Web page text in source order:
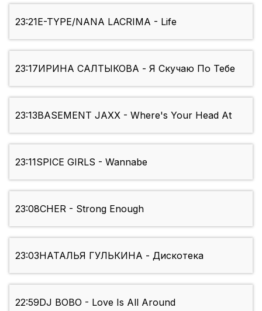
23:21E-TYPE/NANA LACRIMA - Life
23:17ИРИНА САЛТЫКОВА - Я Скучаю По Тебе
23:13BASEMENT JAXX - Where's Your Head At
23:11SPICE GIRLS - Wannabe
23:08CHER - Strong Enough
23:03НАТАЛЬЯ ГУЛЬКИНА - Дискотека
22:59DJ BOBO - Love Is All Around